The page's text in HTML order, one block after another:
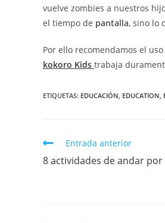
vuelve zombies a nuestros
el tiempo de pantalla, sino lo
Por ello recomendamos el
kokoro Kids trabaja
ETIQUETAS: EDUCACIÓN, EDUCATION,
Entrada anterior
8 actividades de andar